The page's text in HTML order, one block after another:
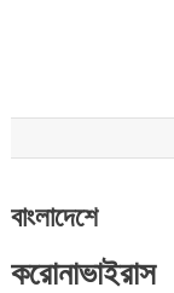
বাংলাদেশে
করোনাভাইরাস